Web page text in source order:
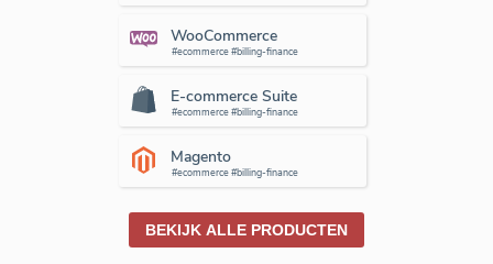
WooCommerce
#ecommerce #billing-finance
E-commerce Suite
#ecommerce #billing-finance
Magento
#ecommerce #billing-finance
BEKIJK ALLE PRODUCTEN